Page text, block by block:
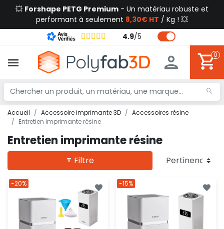
💥 Forshape PETG Premium - Un matériau robuste et
performant à seulement 8,30€ HT / Kg ! 💥
4.9/5
0
Accueil Accessoire imprimante 3D
Accessoires résine
Entretien imprimante résine
Entretien imprimante résine
Filtre
-20% -15%